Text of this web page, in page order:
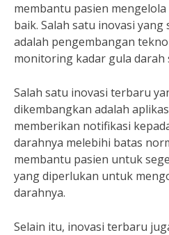
membantu pasien
baik. Salah satu inovasi
adalah pengembangan
monitoring kadar gula darah
Salah satu inovasi terbaru
dikembangkan adalah
memberikan notifikasi
darahnya melebihi batas
membantu pasien untuk
yang diperlukan untuk
darahnya.
Selain itu, inovasi terbaru